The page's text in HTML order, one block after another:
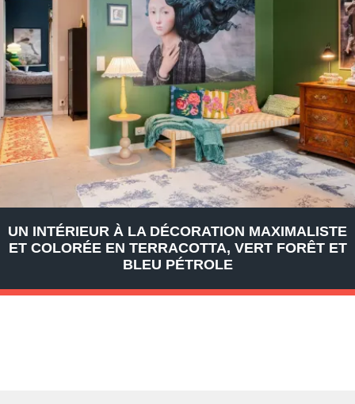
UN INTÉRIEUR À LA DÉCORATION MAXIMALISTE
ET COLORÉE EN TERRACOTTA, VERT FORÊT ET
BLEU PÉTROLE